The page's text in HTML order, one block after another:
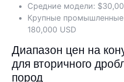
Средние модели:
Крупные
180,000 USD
Диапазон цен на
для вторичного
пород